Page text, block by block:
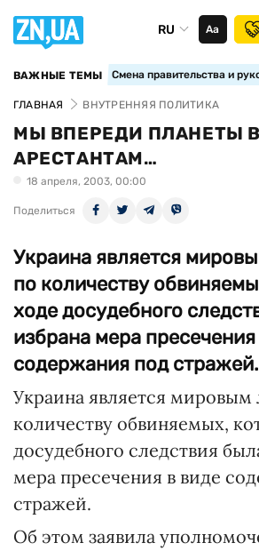
RU Аа
ВАЖНЫЕ ТЕМЫ Смена правительства и
ГЛАВНАЯ ВНУТРЕННЯЯ ПОЛИТИКА
МЫ ВПЕРЕДИ ПЛАНЕТЫ
АРЕСТАНТАМ…
18 апреля, 2003, 00:00
Поделиться
Украина является
по количеству
ходе досудебного
избрана мера
содержания под
Украина является
количеству обвиняемых,
досудебного следствия
мера пресечения в виде
стражей.
Об этом заявила